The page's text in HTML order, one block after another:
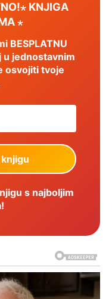
KNJIGA
⋆
BESPLATNU
u jednostavnim
osvojiti tvoje
s najboljim